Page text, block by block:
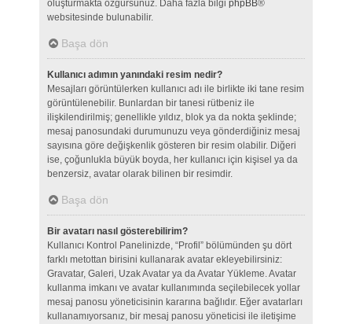
oluşturmakta özgürsünüz. Daha fazla bilgi phpBB®
websitesinde bulunabilir.
Başa dön
Kullanıcı adımın yanındaki resim nedir?
Mesajları görüntülerken kullanıcı adı ile birlikte iki tane resim
görüntülenebilir. Bunlardan bir tanesi rütbeniz ile
ilişkilendirilmiş; genellikle yıldız, blok ya da nokta şeklinde;
mesaj panosundaki durumunuzu veya gönderdiğiniz mesaj
sayısına göre değişkenlik gösteren bir resim olabilir. Diğeri
ise, çoğunlukla büyük boyda, her kullanıcı için kişisel ya da
benzersiz, avatar olarak bilinen bir resimdir.
Başa dön
Bir avatarı nasıl gösterebilirim?
Kullanıcı Kontrol Panelinizde, “Profil” bölümünden şu dört
farklı metottan birisini kullanarak avatar ekleyebilirsiniz:
Gravatar, Galeri, Uzak Avatar ya da Avatar Yükleme. Avatar
kullanma imkanı ve avatar kullanımında seçilebilecek yollar
mesaj panosu yöneticisinin kararına bağlıdır. Eğer avatarları
kullanamıyorsanız, bir mesaj panosu yöneticisi ile iletişime